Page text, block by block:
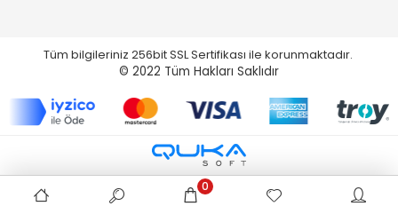
Tüm bilgileriniz 256bit SSL Sertifikası ile korunmaktadır.
© 2022 Tüm Hakları Saklıdır
0